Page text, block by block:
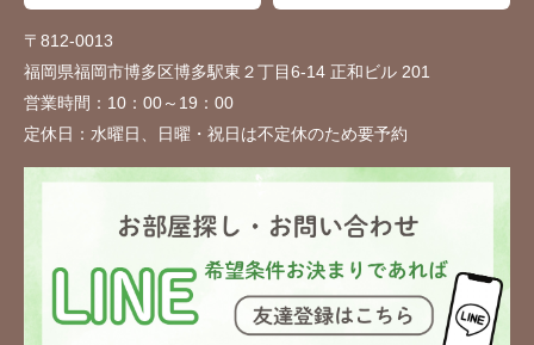
〒812-0013
福岡県福岡市博多区博多駅東２丁目6-14 正和ビル 201
営業時間： 10：00～19：00
定休日： 水曜日、日曜・祝日は不定休のため要予約